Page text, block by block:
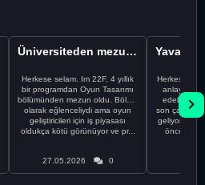
Üniversiteden mezun oldum ve şimdi ne yapacağımı bilmiy...
Herkese selam. Im 22F, 4 yıllık
bir programdan Oyun Tasarımı
bölümünden mezun oldu. Bölüm
olarak eğlenceliydi ama oyun
geliştiricileri için iş piyasası
oldukça kötü görünüyor ve pr...
27.05.2026 0
Herkese
son çare
geliyorum.
önce